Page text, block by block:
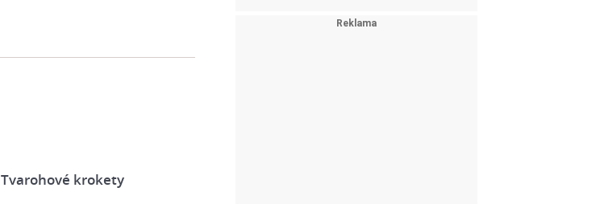
Tvarohové krokety